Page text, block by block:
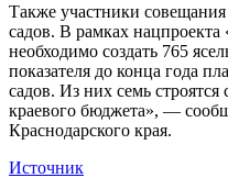
Также участники совещания
садов. В рамках
необходимо создать 765
показателя до конца года
садов. Из них семь строятся
краевого бюджета», —
Краснодарского края.
Источник